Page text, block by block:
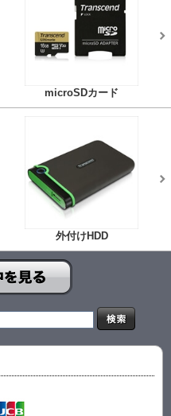
microSDカード
外付けHDD